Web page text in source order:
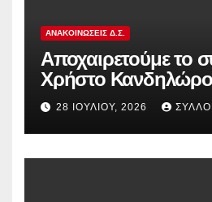
ΑΝΑΚΟΙΝΏΣΕΙΣ Δ.Σ.
Αποχαιρετούμε το
Χρήστο Κανδηλώρο
28 ΙΟΥΛΊΟΥ, 2026